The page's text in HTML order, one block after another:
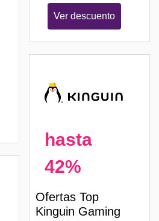
Ver descuento
hasta
42%
Ofertas Top
Kinguin Gaming